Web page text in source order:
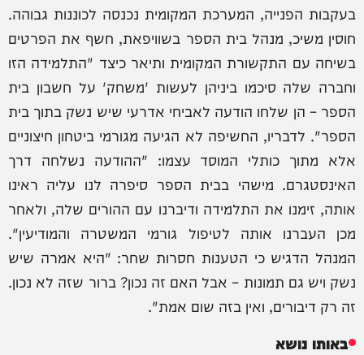
בעקבות הפנייה, המערכת המקומית נכנסה לכוננות גבוהה.
חוסין משיכ, מנהל בית הספר בשוויפאת, חשף את הפרטים
בשיחה עם התקשורת המקומית ותיאר כיצד "התלמידה הזו
וחברה שלה סיכמו ביניהן לעשות 'משחק' על חשבון בית
הספר – הן שלחו הודעה לאביחי אדרעי שיש נשק בתוך בית
הספר". לדבריו, החשיפה לא הגיעה מגורמי ביטחון חיצוניים
אלא מתוך כותלי המוסד עצמו: "ההודעה נשלחה דרך
האינסטגרם. מישהי בבית הספר סיפרה לנו עליה ראינו
אותה, זימנו את התלמידה ודיברנו עם ההורים שלה, ולאחר
מכן העברנו אותה לטיפול גורמי המשטרה והמודיעין".
המנהל הדגיש כי הטענות חסרות שחר: "היא אמרה שיש
נשק ויש גם תמונות – אבל האם זה נכון? ברור שזה לא נכון.
זה רק דיבורים, ואין בזה שום אמת".
באותו נושא